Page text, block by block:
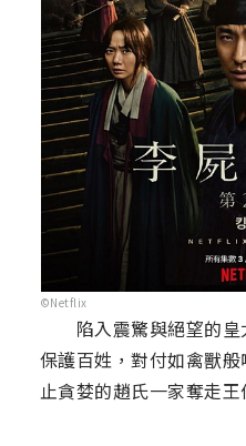
©Netflix
陷入震驚與絕望的皇
保護百姓，對付如禽獸
止貪婪的趙氏一家奪走王